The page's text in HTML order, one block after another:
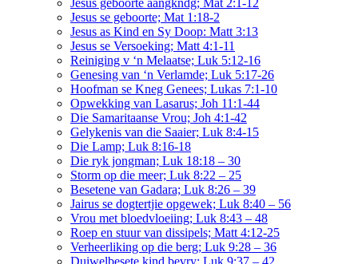
Jesus geboorte aangkndg; Mat 2:1-12
Jesus se geboorte; Mat 1:18-2
Jesus as Kind en Sy Doop: Matt 3:13
Jesus se Versoeking; Matt 4:1-11
Reiniging v ‘n Melaatse; Luk 5:12-16
Genesing van ‘n Verlamde; Luk 5:17-26
Hoofman se Kneg Genees; Lukas 7:1-10
Opwekking van Lasarus; Joh 11:1-44
Die Samaritaanse Vrou; Joh 4:1-42
Gelykenis van die Saaier; Luk 8:4-15
Die Lamp; Luk 8:16-18
Die ryk jongman; Luk 18:18 – 30
Storm op die meer; Luk 8:22 – 25
Besetene van Gadara; Luk 8:26 – 39
Jairus se dogtertjie opgewek; Luk 8:40 – 56
Vrou met bloedvloeiing; Luk 8:43 – 48
Roep en stuur van dissipels; Matt 4:12-25
Verheerliking op die berg; Luk 9:28 – 36